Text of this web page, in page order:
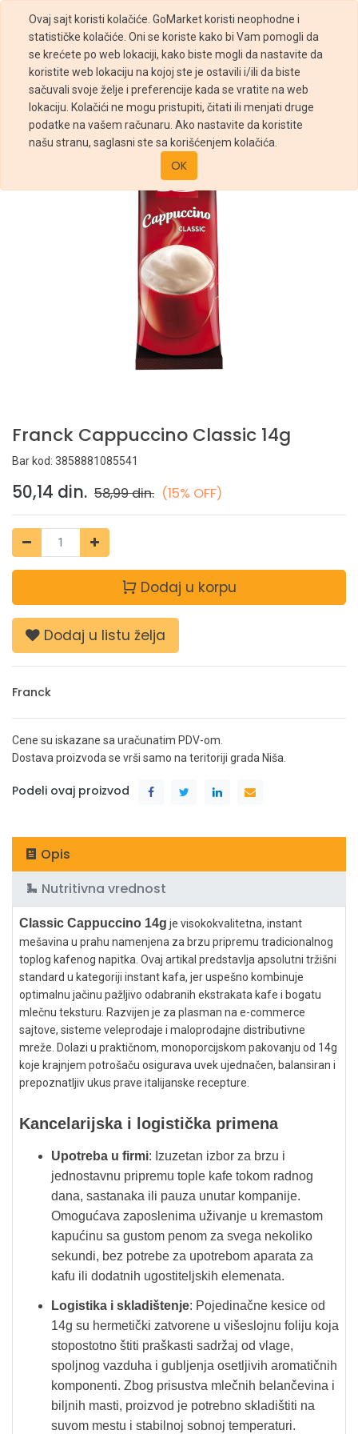
Ovaj sajt koristi kolačiće. GoMarket koristi neophodne i
statističke kolačiće. Oni se koriste kako bi Vam pomogli da
se krećete po web lokaciji, kako biste mogli da nastavite da
koristite web lokaciju na kojoj ste je ostavili i/ili da biste
sačuvali svoje želje i preferencije kada se vratite na web
lokaciju. Kolačići ne mogu pristupiti, čitati ili menjati druge
podatke na vašem računaru. Ako nastavite da koristite
našu stranu, saglasni ste sa korišćenjem kolačića.
OK
Prodavnica Franck Cappuccino Classic 14g
Franck Cappuccino Classic 14g
Bar kod: 3858881085541
50,14 din. 58,99din. (15% OFF)
Dodaj u korpu
Dodaj u listu želja
Franck
Cene su iskazane sa uračunatim PDV-om.
Dostava proizvoda se vrši samo na teritoriji grada Niša.
Podeli ovaj proizvod
Opis
Nutritivna vrednost
Classic Cappuccino 14g je visokokvalitetna, instant
mešavina u prahu namenjena za brzu pripremu tradicionalnog
toplog kafenog napitka. Ovaj artikal predstavlja apsolutni tržišni
standard u kategoriji instant kafa, jer uspešno kombinuje
optimalnu jačinu pažljivo odabranih ekstrakata kafe i bogatu
mlečnu teksturu. Razvijen je za plasman na e-commerce
sajtove, sisteme veleprodaje i maloprodajne distributivne
mreže. Dolazi u praktičnom, monoporcijskom pakovanju od 14g
koje krajnjem potrošaču osigurava uvek ujednačen, balansiran i
prepoznatljiv ukus prave italijanske recepture.
Kancelarijska i logistička primena
Upotreba u firmi: Izuzetan izbor za brzu i
jednostavnu pripremu tople kafe tokom radnog
dana, sastanaka ili pauza unutar kompanije.
Omogućava zaposlenima uživanje u kremastom
kapućinu sa gustom penom za svega nekoliko
sekundi, bez potrebe za upotrebom aparata za
kafu ili dodatnih ugostiteljskih elemenata.
Logistika i skladištenje: Pojedinačne kesice od
14g su hermetički zatvorene u višeslojnu foliju koja
stopostotno štiti praškasti sadržaj od vlage,
spoljnog vazduha i gubljenja osetljivih aromatičnih
komponenti. Zbog prisustva mlečnih belančevina i
biljnih masti, proizvod je potrebno skladištiti na
suvom mestu i stabilnoj sobnoj temperaturi.